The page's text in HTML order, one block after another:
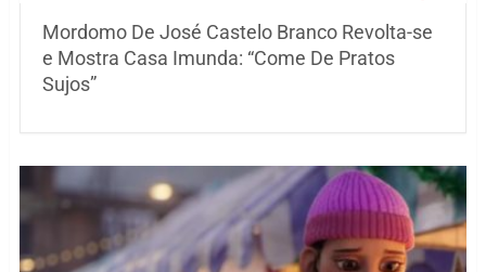
Mordomo De José Castelo Branco Revolta-se
e Mostra Casa Imunda: “Come De Pratos
Sujos”